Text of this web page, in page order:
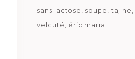
sans lactose
soupe tajine
velouté
éric marra